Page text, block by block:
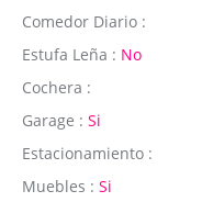
Comedor Diario :
Estufa Leña : No
Cochera :
Garage : Si
Estacionamiento :
Muebles : Si